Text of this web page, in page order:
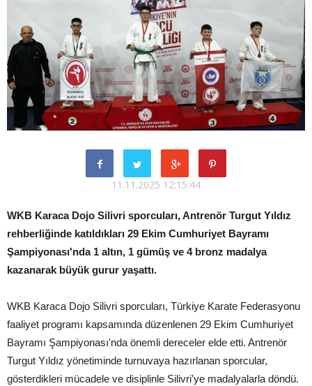
11.11.2025 12:15:44
WKB Karaca Dojo Silivri sporcuları, Antrenör Turgut Yıldız
rehberliğinde katıldıkları 29 Ekim Cumhuriyet Bayramı
Şampiyonası'nda 1 altın, 1 gümüş ve 4 bronz madalya
kazanarak büyük gurur yaşattı.
WKB Karaca Dojo Silivri sporcuları, Türkiye Karate Federasyonu
faaliyet programı kapsamında düzenlenen 29 Ekim Cumhuriyet
Bayramı Şampiyonası'nda önemli dereceler elde etti. Antrenör
Turgut Yıldız yönetiminde turnuvaya hazırlanan sporcular,
gösterdikleri mücadele ve disiplinle Silivri'ye madalyalarla döndü.